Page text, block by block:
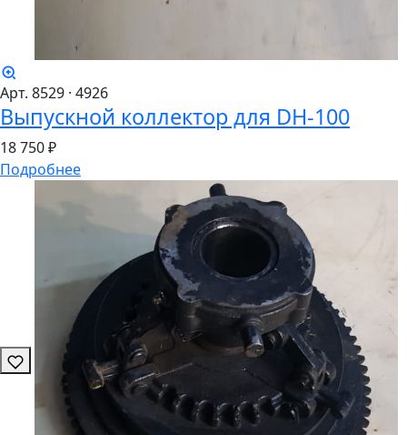
Арт. 8529 · 4926
Выпускной коллектор для DH-100
18750 ₽
Подробнее